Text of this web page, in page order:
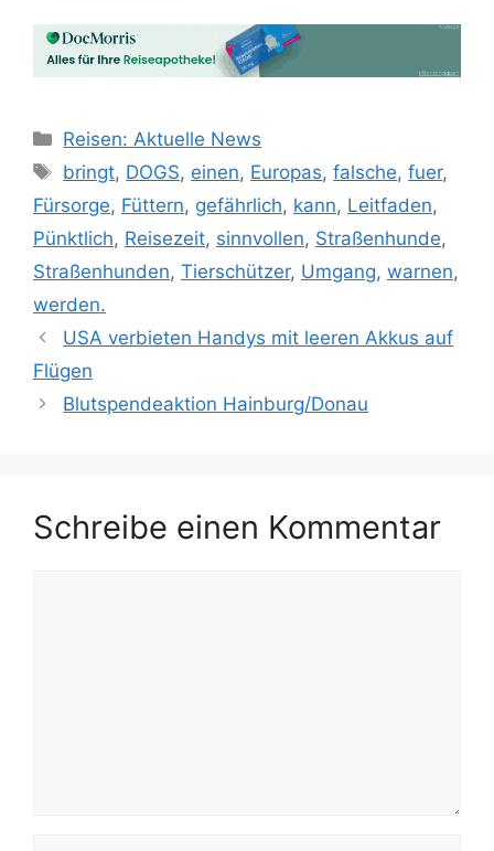
Kategorien
Reisen: Aktuelle News
Schlagwörter
bringt, DOGS, einen, Europas,falsche,fuer,
Fürsorge, Füttern, gefährlich, kann, Leitfaden,
Pünktlich, Reisezeit, sinnvollen, Straßenhunde,
Straßenhunden, Tierschützer, Umgang, warnen,
werden.
USA verbieten Handys mit leeren Akkus auf
Flügen
Blutspendeaktion Hainburg/Donau
Schreibe einen Kommentar